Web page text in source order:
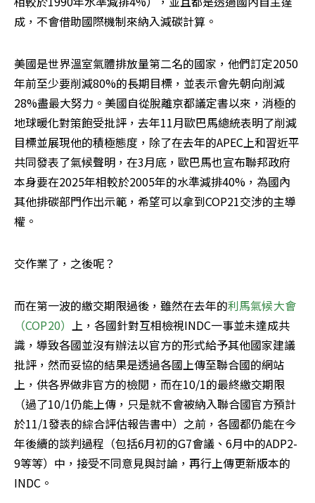
成，不會借助國際機制來納入減碳計算。
美國是世界溫室氣體排放量第二名的國家，他們訂定2050
年前至少要削減80%的長期目標，並表示會先朝向削減
28%盡最大努力。美國自從脫離京都議定書以來，消極的
地球暖化對策飽受批評，去年11月歐巴馬總統表明了削減
目標並展現他的積極態度，除了在去年的APEC上和習近平
共同發表了氣候聲明，在3月底，歐巴馬也宣布聯邦政府
本身要在2025年相較於2005年的水準減排40%，為國內
其他排碳部門作出示範，希望可以拿到COP21交涉的主導
權。
交作業了，之後呢？
而在第一波的繳交期限過後，雖然在去年的利馬氣候大會
（COP20）
上，各國針對互相檢視INDC一事並未達成共
識，導致各國並沒有辦法以官方的形式給予其他國家建議
批評，然而妥協的結果是透過各國上傳至聯合國的網站
上，供各界做非官方的檢閱，而在10/1的最終繳交期限
（過了10/1仍能上傳，只是就不會被納入聯合國官方預計
於11/1發表的綜合評估報告書中）之前，各國都仍能在今
年後續的談判過程（包括6月初的G7會議、6月中的ADP2-
9等等）中，接受不同意見與討論，再行上傳更新版本的
INDC。